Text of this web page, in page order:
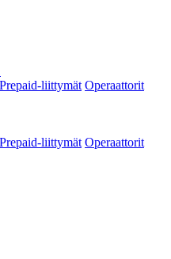
Prepaid-liittymät Operaattorit
Prepaid-liittymät Operaattorit